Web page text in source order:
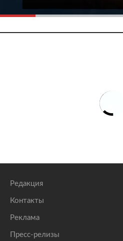
Редакция
Контакты
Реклама
Пресс-релизы